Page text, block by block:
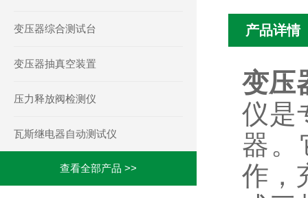
变压器综合测试台
变压器抽真空装置
压力释放阀检测仪
瓦斯继电器自动测试仪
查看全部产品 >>
产品详情
变压
仪是
器。
作，